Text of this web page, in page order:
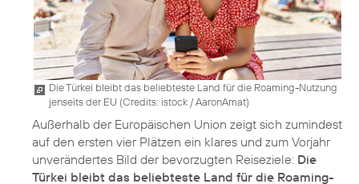
Die Türkei bleibt das beliebteste Land für die Roaming-Nutzung
jenseits der EU (Credits: istock / AaronAmat)
Außerhalb der Europäischen Union zeigt sich zumindest
auf den ersten vier Plätzen ein klares und zum Vorjahr
unverändertes Bild der bevorzugten Reiseziele: Die
Türkei bleibt das beliebteste Land für die Roaming-